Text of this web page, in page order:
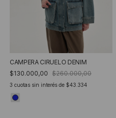
CAMPERA CIRUELO DENIM
$130.000,00 $260.000,00
3 cuotas sin interés de $43.334